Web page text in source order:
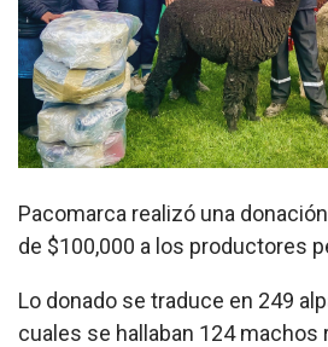
Pacomarca realizó una
de $100,000 a los productores
Lo donado se traduce en 249
cuales se hallaban 124